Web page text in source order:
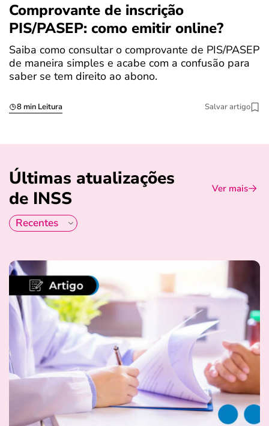
Comprovante de inscrição
PIS/PASEP: como emitir online?
Saiba como consultar o comprovante de PIS/PASEP
de maneira simples e acabe com a confusão para
saber se tem direito ao abono.
8 min Leitura Salvar artigo
Últimas atualizações
de INSS
Ver mais